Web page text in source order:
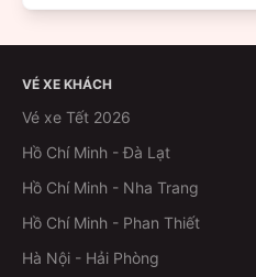
VÉ XE KHÁCH
Vé xe Tết 2026
Hồ Chí Minh - Đà Lạt
Hồ Chí Minh - Nha Trang
Hồ Chí Minh - Phan Thiết
Hà Nội - Hải Phòng